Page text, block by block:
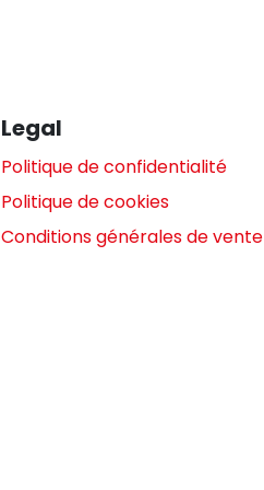
Legal
Politique de confidentialité
Politique de cookies
Conditions générales de vente